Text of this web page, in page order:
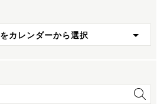
カレンダーから選択